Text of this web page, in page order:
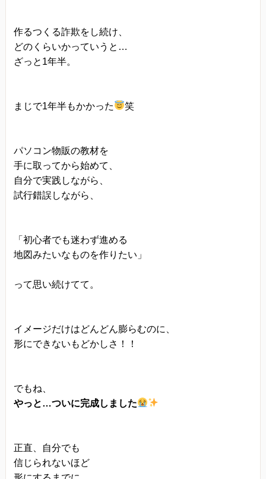
個人情報の管理
当方は、個人情報の漏洩、滅失、毀損等を防止す
るために、個人情報保護管理責任者を設置し、
人情報の適切な管理を行います。
当方は、お客様が当社にご提供いただいた個人情
報の照会、修正または削除を希望される場合は、
ご本人であることを確認させていただいたうえ
で、合理的な範囲ですみやかに 対応させていただ
プライバシーに関する意見・苦情・異議申し立て
について
っていないと思われる場合には、お問い合わせを
内容確認後、折り返しメールでの連絡をした後、
適切な処理ができるよう努めます。
作るつくる詐欺をし続け、
どのくらいかっていうと…
ざっと1年半。
まじで1年半もかかった 笑
パソコン物販の教材を
手に取ってから始めて、
自分で実践しながら、
試行錯誤しながら、
「初心者でも迷わず進める
地図みたいなものを作りたい」
って思い続けてて。
イメージだけはどんどん膨らむのに、
形にできないもどかしさ！！
でもね、
やっと…ついに完成しました
正直、自分でも
信じられないほど